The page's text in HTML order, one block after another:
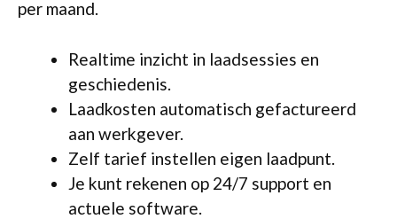
per maand.
Realtime inzicht in laadsessies en
geschiedenis.
Laadkosten automatisch gefactureerd
aan werkgever.
Zelf tarief instellen eigen laadpunt.
Je kunt rekenen op 24/7 support en
actuele software.